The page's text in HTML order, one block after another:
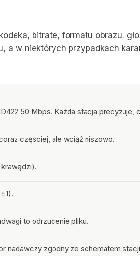
bitrate, formatu obrazu,
a w niektórych przypadkach
50 Mbps. Każda stacja precyzuje,
częściej, ale wciąż niszowo.
to odrzucenie pliku.
nadawczy zgodny ze schematem